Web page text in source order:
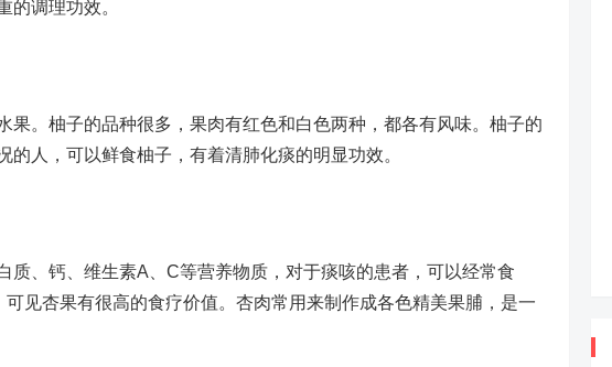
的调理功效。
果。柚子的品种很多，果肉有红色和白色两种，都各有风味。柚子的
人，可以鲜食柚子，有着清肺化痰的明显功效。
质、钙、维生素A、C等营养物质，对于痰咳的患者，可以经常食
可见杏果有很高的食疗价值。杏肉常用来制作成各色精美果脯，是一